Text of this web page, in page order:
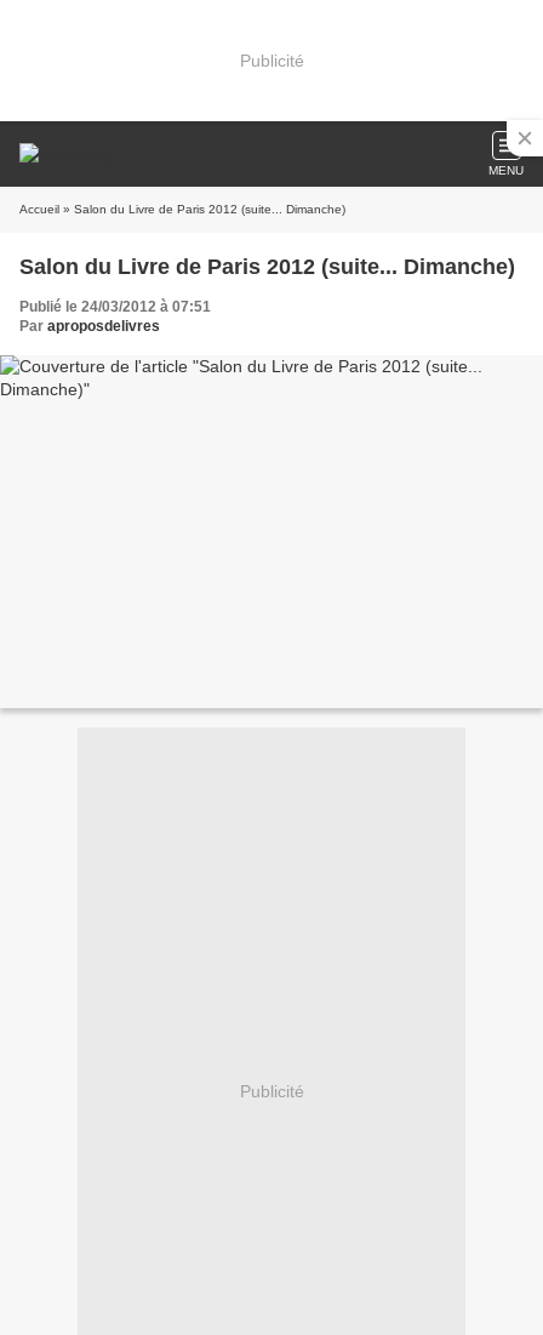
Publicité
MENU
Accueil » Salon du Livre de Paris 2012 (suite... Dimanche)
Salon du Livre de Paris 2012 (suite... Dimanche)
Publié le 24/03/2012 à 07:51
Par aproposdelivres
Publicité